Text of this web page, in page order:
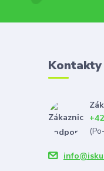
Kontakty